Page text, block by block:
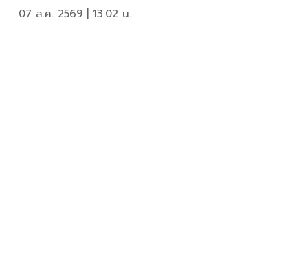
07 ส.ค. 2569 | 13:02 น.